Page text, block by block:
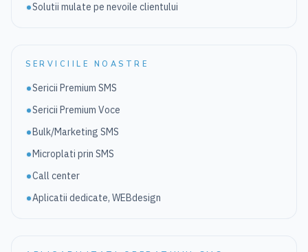
Solutii mulate pe nevoile clientului
SERVICIILE NOASTRE
Sericii Premium SMS
Sericii Premium Voce
Bulk/Marketing SMS
Microplati prin SMS
Call center
Aplicatii dedicate, WEBdesign